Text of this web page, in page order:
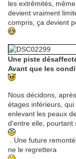
les extrêmités,
devient vraiment
compris, ça devient
Une piste
Avant que les
Nous décidons,
étages inférieurs,
enlevant les peaux
d'entre elle, pourtant
. Une future
ne le regrettera